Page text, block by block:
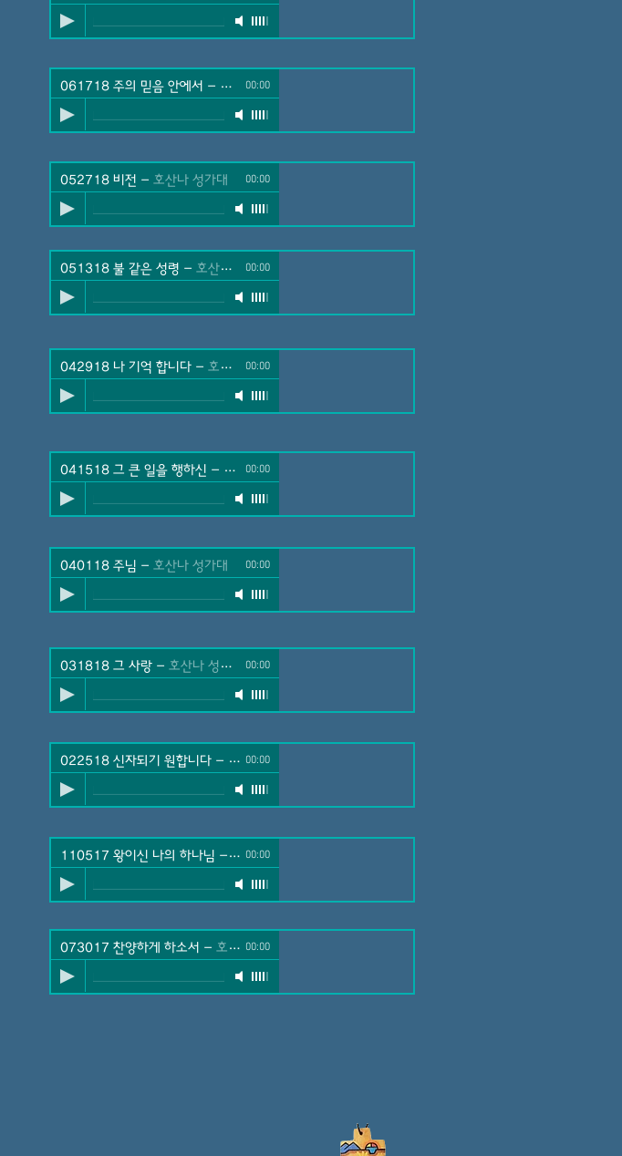
061718 주의 믿음 안에서 - 호산나 성가대
00:00
052718 비전 - 호산나 성가대 00:00
051318 불 같은 성령 - 호산나 성가대 00:00
042918 나 기억 합니다 - 호산나 성가대 00:00
041518 그 큰 일을 행하신 - 호산나 성가대
00:00
040118 주님 - 호산나 성가대 00:00
031818 그 사랑 - 호산나 성가대 00:00
022518 신자되기 원합니다 - 호산나 성가대
00:00
110517 왕이신 나의 하나님 - 호산나 성가대
00:00
073017 찬양하게 하소서 - 호산나 성가대 00:00